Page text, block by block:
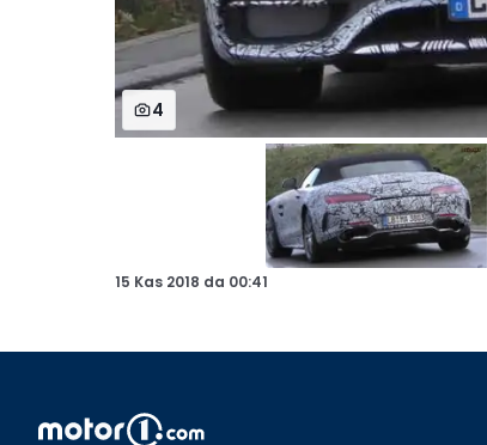
4
15 Kas 2018 da 00:41